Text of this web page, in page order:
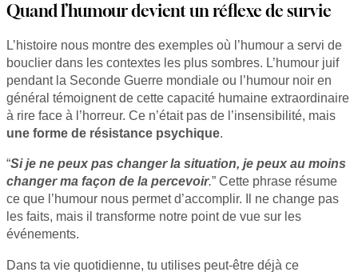
Quand l’humour devient un réflexe de survie
L’histoire nous montre des exemples où l’humour a servi de
bouclier dans les contextes les plus sombres. L’humour juif
pendant la Seconde Guerre mondiale ou l’humour noir en
général témoignent de cette capacité humaine extraordinaire
à rire face à l’horreur. Ce n’était pas de l’insensibilité, mais
une forme de résistance psychique.
“Si je ne peux pas changer la situation, je peux au moins
changer ma façon de la percevoir.” Cette phrase résume
ce que l’humour nous permet d’accomplir. Il ne change pas
les faits, mais il transforme notre point de vue sur les
événements.
Dans ta vie quotidienne, tu utilises peut-être déjà ce